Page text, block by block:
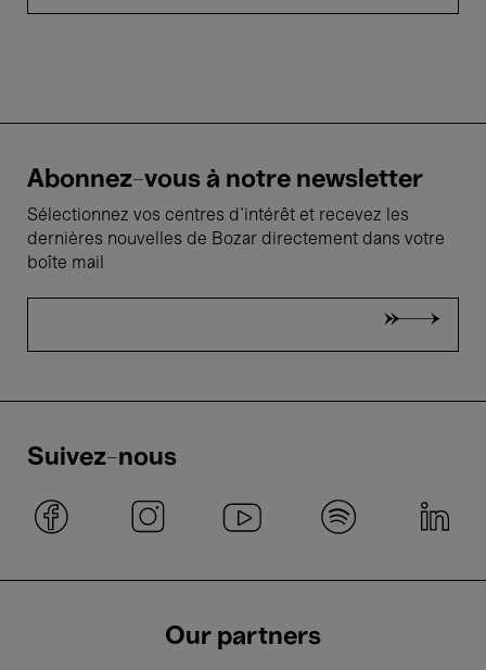
Abonnez-vous à notre newsletter
Sélectionnez vos centres d'intérêt et recevez les
dernières nouvelles de Bozar directement dans votre
boîte mail
Suivez-nous
Our partners